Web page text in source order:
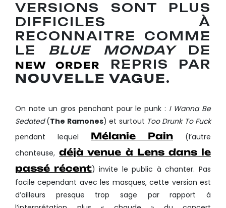
VERSIONS SONT PLUS
DIFFICILES À
RECONNAITRE COMME
LE BLUE MONDAYDE
NEW ORDER
REPRIS PAR
NOUVELLE VAGUE.
On note un gros penchant pour le punk : I Wanna Be
Sedated(The Ramones) et surtout Too Drunk To Fuck
pendant lequel Mélanie Pain (l’autre
chanteuse,déjà venue à Lens dans le
passé récent) invite le public à chanter. Pas
facile cependant avec les masques, cette version est
d’ailleurs presque trop sage par rapport à